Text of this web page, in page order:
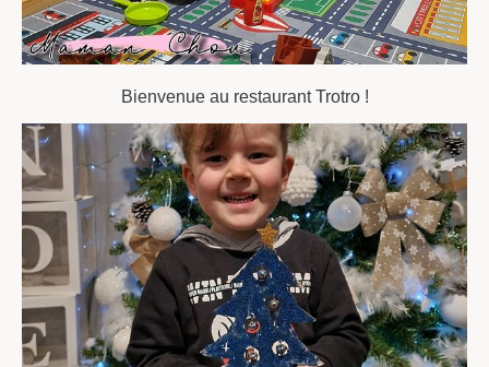
Bienvenue au restaurant Trotro !